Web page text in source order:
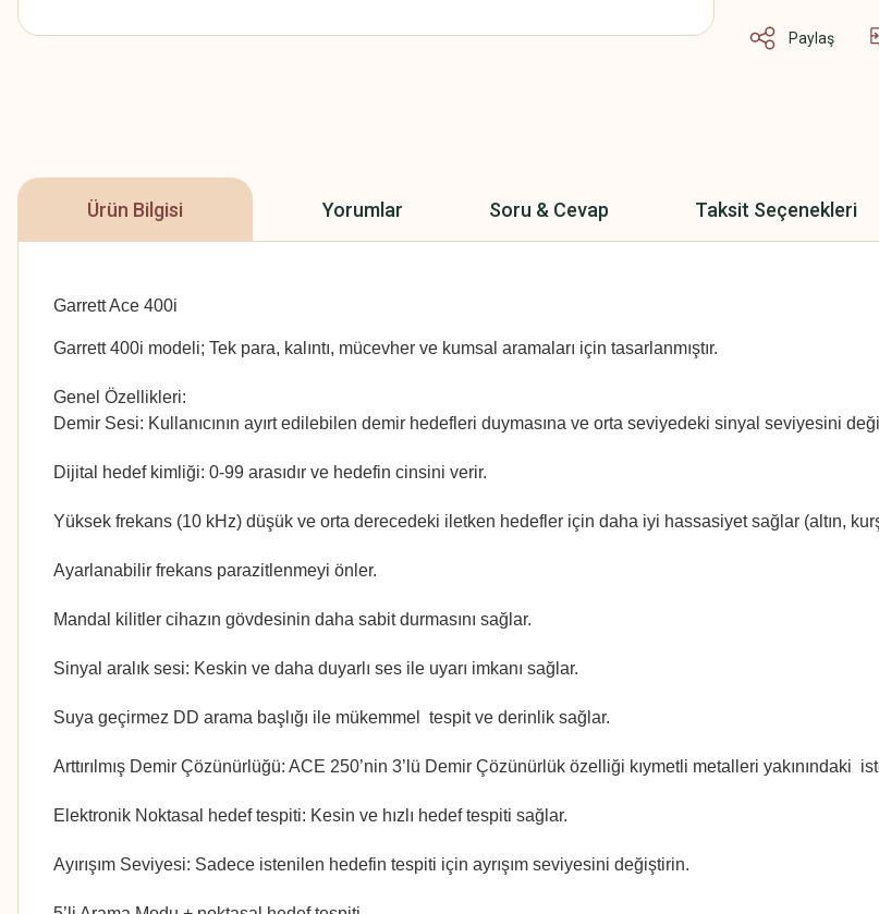
Paylaş
Ürün Bilgisi Yorumlar Soru & Cevap Taksit Seçenekleri
Garrett Ace 400i
Garrett 400i modeli; Tek para, kalıntı, mücevher ve kumsal aramaları için tasarlanmıştır.
Genel Özellikleri:
Demir Sesi: Kullanıcının ayırt edilebilen demir hedefleri duymasına ve orta seviyedeki sinyal seviyesini
Dijital hedef kimliği: 0-99 arasıdır ve hedefin cinsini verir.
Yüksek frekans (10 kHz) düşük ve orta derecedeki iletken hedefler için daha iyi hassasiyet sağlar (altın,
Ayarlanabilir frekans parazitlenmeyi önler.
Mandal kilitler cihazın gövdesinin daha sabit durmasını sağlar.
Sinyal aralık sesi: Keskin ve daha duyarlı ses ile uyarı imkanı sağlar.
Suya geçirmez DD arama başlığı ile mükemmel tespit ve derinlik sağlar.
Arttırılmış Demir Çözünürlüğü: ACE 250’nin 3’lü Demir Çözünürlük özelliği kıymetli metalleri yakınındaki
Elektronik Noktasal hedef tespiti: Kesin ve hızlı hedef tespiti sağlar.
Ayırışım Seviyesi: Sadece istenilen hedefin tespiti için ayrışım seviyesini değiştirin.